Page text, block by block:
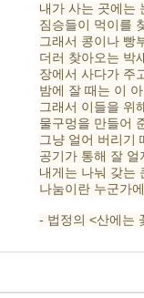
내가 사는 곳에는
짐승들이 먹이를
그래서 콩이나 빵
더러 찾아오는 박
장에서 사다가 주
밤에 잘 때는 이
그래서 이들을 위
물구멍을 만들어
그냥 얼어 버리기
공기가 통해 잘
내게는 나눠 갖는
나눔이란 누군가
- 법정의 <산에는